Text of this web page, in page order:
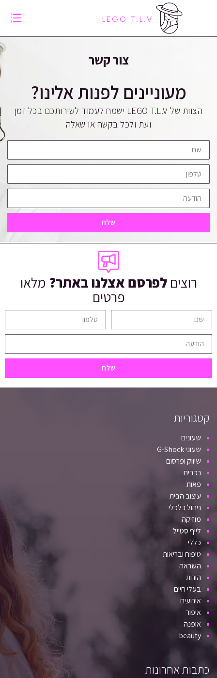
LEGO T.L.V
צור קשר
מעוניינים לפנות אלינו?
הצוות של LEGO T.L.V ישמח לעמוד לשירותכם בכל זמן
ועת ולכל בקשה או שאלה
שלח
רוציםלפרסם אצלנו באתר? מלאו
פרטים
שלח
קטגוריות
שעונים
שעוני G-Shock
שיווק ופרסום
רכבים
פאות
עיצוב הבית
ניהול כלכלי
מוזיקה
לייף סטייל
כללי
טיפוח ובריאות
השראה
הורות
בעלי חיים
אירועים
איפור
אופנה
beauty
כתבות אחרונות